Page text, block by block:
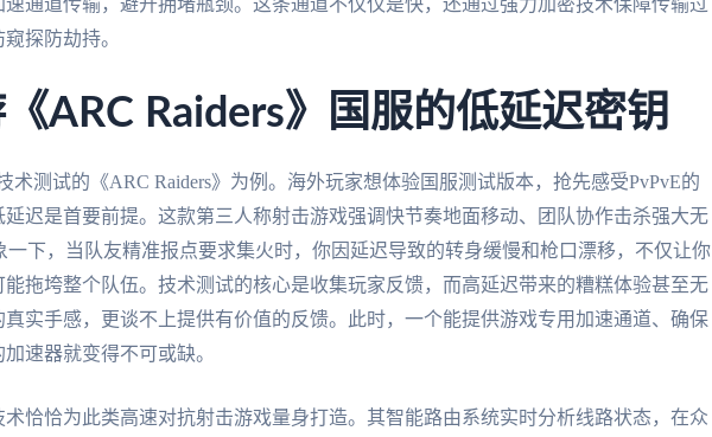
通道传输，避开拥堵瓶颈。这条通道不仅仅是快，还通过强力加密技术保障传输过
探防劫持。
ARC Raiders》国服的低延迟密钥
术测试的《ARC Raiders》为例。海外玩家想体验国服测试版本，抢先感受PvPvE的
迟是首要前提。这款第三人称射击游戏强调快节奏地面移动、团队协作击杀强大无
一下，当队友精准报点要求集火时，你因延迟导致的转身缓慢和枪口漂移，不仅让你
能拖垮整个队伍。技术测试的核心是收集玩家反馈，而高延迟带来的糟糕体验甚至无
实手感，更谈不上提供有价值的反馈。此时，一个能提供游戏专用加速通道、确保
速器就变得不可或缺。
术恰恰为此类高速对抗射击游戏量身打造。其智能路由系统实时分析线路状态，在众